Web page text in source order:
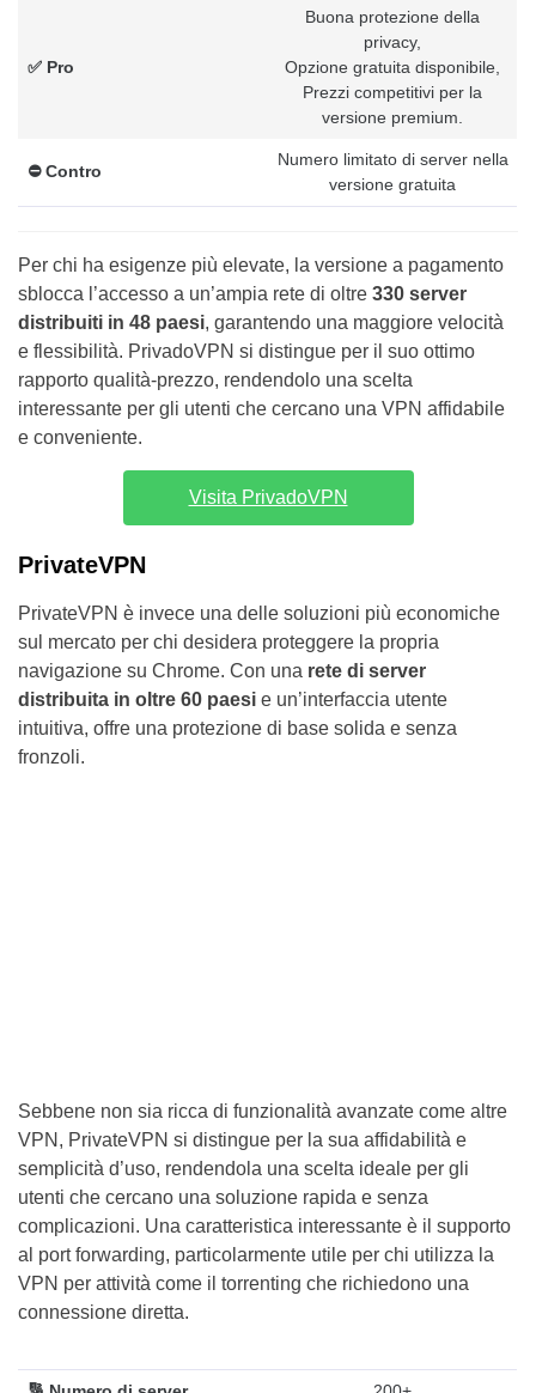
✅ Pro
Buona protezione della
privacy,
Opzione gratuita disponibile,
Prezzi competitivi per la
versione premium.
⛔️ Contro
Numero limitato di server nella
versione gratuita
Per chi ha esigenze più elevate, la versione a pagamento
sblocca l’accesso a un’ampia rete di oltre 330 server
distribuiti in 48 paesi, garantendo una maggiore velocità
e flessibilità. PrivadoVPN si distingue per il suo ottimo
rapporto qualità-prezzo, rendendolo una scelta
interessante per gli utenti che cercano una VPN affidabile
e conveniente.
Visita PrivadoVPN
PrivateVPN
PrivateVPN è invece una delle soluzioni più economiche
sul mercato per chi desidera proteggere la propria
navigazione su Chrome. Con una rete di server
distribuita in oltre 60 paesi e un’interfaccia utente
intuitiva, offre una protezione di base solida e senza
fronzoli.
Sebbene non sia ricca di funzionalità avanzate come altre
VPN, PrivateVPN si distingue per la sua affidabilità e
semplicità d’uso, rendendola una scelta ideale per gli
utenti che cercano una soluzione rapida e senza
complicazioni. Una caratteristica interessante è il supporto
al port forwarding, particolarmente utile per chi utilizza la
VPN per attività come il torrenting che richiedono una
connessione diretta.